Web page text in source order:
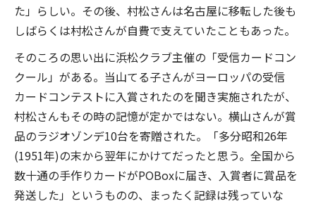
た」らしい。その後、村松さんは名古屋に移転した後も
しばらくは村松さんが自費で支えていたこともあった。
そのころの思い出に浜松クラブ主催の「受信カードコン
クール」がある。当山てる子さんがヨーロッパの受信
カードコンテストに入賞されたのを聞き実施されたが、
村松さんもその時の記憶が定かではない。横山さんが賞
品のラジオゾンデ10台を寄贈された。「多分昭和26年
(1951年)の末から翌年にかけてだったと思う。全国から
数十通の手作りカードがPOBoxに届き、入賞者に賞品を
発送した」というものの、まったく記録は残っていな